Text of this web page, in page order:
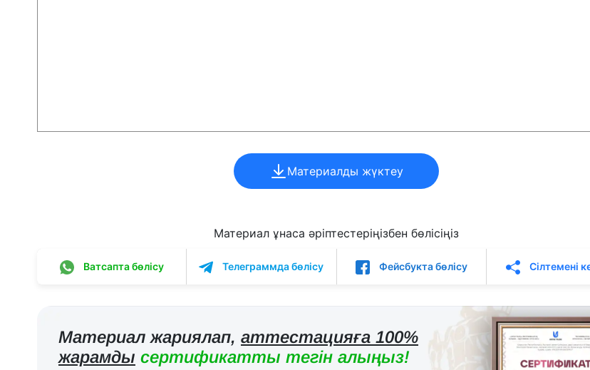
Материалды жүктеу
Материал ұнаса әріптестеріңізбен бөлісіңіз
Ватсапта бөлісу Телеграммда бөлісу Фейсбукта бөлісу Сілтемені
Материал жариялап, аттестацияға 100%
жарамды сертификатты тегін алыңыз!